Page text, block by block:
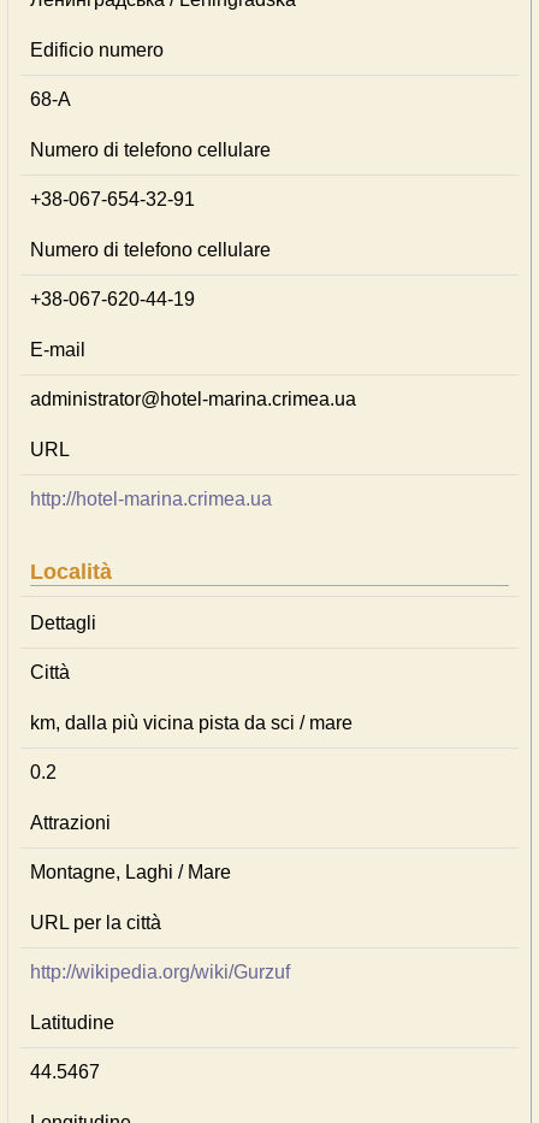
Edificio numero
68-А
Numero di telefono cellulare
+38-067-654-32-91
Numero di telefono cellulare
+38-067-620-44-19
E-mail
administrator@hotel-marina.crimea.ua
URL
http://hotel-marina.crimea.ua
Località
Dettagli
Città
km, dalla più vicina pista da sci / mare
0.2
Attrazioni
Montagne, Laghi / Mare
URL per la città
http://wikipedia.org/wiki/Gurzuf
Latitudine
44.5467